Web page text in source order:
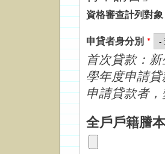
資格審查計列對象
申貸者身分別 *
首次貸款：新生或
學年度申請貸款者。 變更家庭所得計列
申請貸款者
全戶戶籍謄